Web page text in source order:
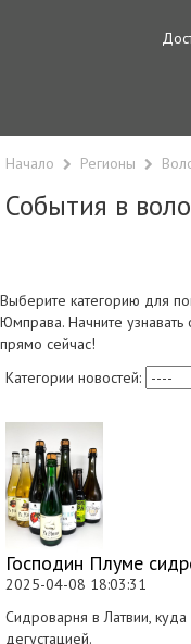
Начало Регионы
События в
Выберите категорию для
Юмправа. Начните узнавать
прямо сейчас!
Категории новостей:
Господин Плуме
2025-04-08 18:03:31
Сидроварня в Латвии,
дегустацией.